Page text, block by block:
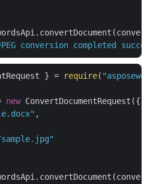
conversion completed
} = require(
new ConvertDocumentRequest({
,